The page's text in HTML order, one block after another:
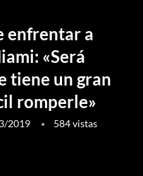
enfrentar a
«Será
tiene un gran
romperle»
2019 584vistas